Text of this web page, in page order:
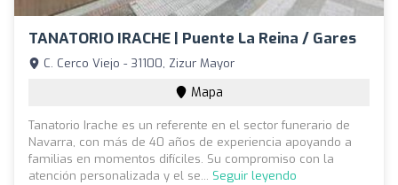
TANATORIO IRACHE | Puente La Reina / Gares
C. Cerco Viejo - 31100, Zizur Mayor
Mapa
Tanatorio Irache es un referente en el sector funerario de
Navarra, con más de 40 años de experiencia apoyando a
familias en momentos difíciles. Su compromiso con la
atención personalizada y el se... Seguir leyendo